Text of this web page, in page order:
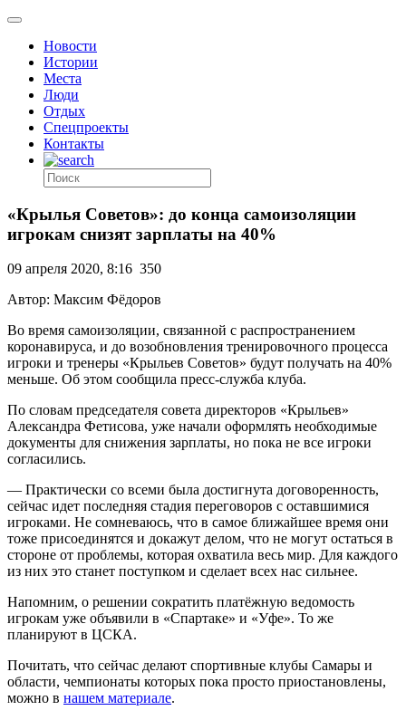
Новости
Истории
Места
Люди
Отдых
Спецпроекты
Контакты
«Крылья Советов»: до конца самоизоляции
игрокам снизят зарплаты на 40%
09 апреля 2020, 8:16 350
Автор: Максим Фёдоров
Во время самоизоляции, связанной с распространением
коронавируса, и до возобновления тренировочного процесса
игроки и тренеры «Крыльев Советов» будут получать на 40%
меньше. Об этом сообщила пресс-служба клуба.
По словам председателя совета директоров «Крыльев»
Александра Фетисова, уже начали оформлять необходимые
документы для снижения зарплаты, но пока не все игроки
согласились.
— Практически со всеми была достигнута договоренность,
сейчас идет последняя стадия переговоров с оставшимися
игроками. Не сомневаюсь, что в самое ближайшее время они
тоже присоединятся и докажут делом, что не могут остаться в
стороне от проблемы, которая охватила весь мир. Для каждого
из них это станет поступком и сделает всех нас сильнее.
Напомним, о решении сократить платёжную ведомость
игрокам уже объявили в «Спартаке» и «Уфе». То же
планируют в ЦСКА.
Почитать, что сейчас делают спортивные клубы Самары и
области, чемпионаты которых пока просто приостановлены,
можно в нашем материале.